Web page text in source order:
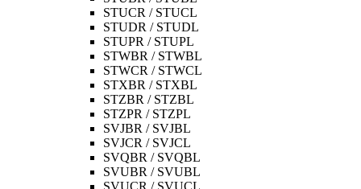
STUCR / STUCL
STUDR / STUDL
STUPR / STUPL
STWBR / STWBL
STWCR / STWCL
STXBR / STXBL
STZBR / STZBL
STZPR / STZPL
SVJBR / SVJBL
SVJCR / SVJCL
SVQBR / SVQBL
SVUBR / SVUBL
SVUCR / SVUCL